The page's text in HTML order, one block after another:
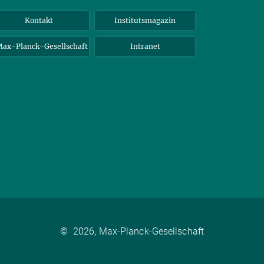
Kontakt Institutsmagazin
Planck-Gesellschaft Intranet
© 2026, Max-Planck-Gesellschaft